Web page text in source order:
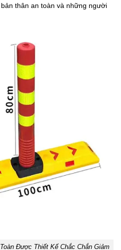
thân an toàn và những người
Được Thiết Kế Chắc Chắn Giảm